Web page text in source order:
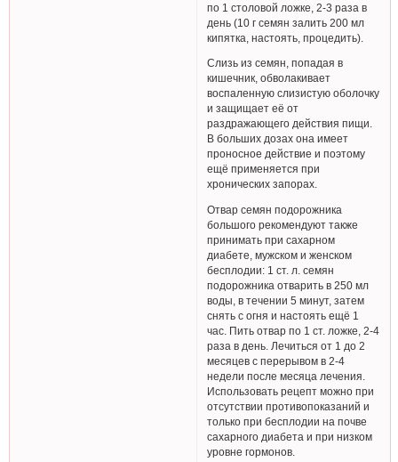
по 1 столовой ложке, 2-3 раза в
день (10 г семян залить 200 мл
кипятка, настоять, процедить).
Слизь из семян, попадая в
кишечник, обволакивает
воспаленную слизистую оболочку
и защищает её от
раздражающего действия пищи.
В больших дозах она имеет
проносное действие и поэтому
ещё применяется при
хронических запорах.
Отвар семян подорожника
большого рекомендуют также
принимать при сахарном
диабете, мужском и женском
бесплодии: 1 ст. л. семян
подорожника отварить в 250 мл
воды, в течении 5 минут, затем
снять с огня и настоять ещё 1
час. Пить отвар по 1 ст. ложке, 2-4
раза в день. Лечиться от 1 до 2
месяцев с перерывом в 2-4
недели после месяца лечения.
Использовать рецепт можно при
отсутствии противопоказаний и
только при бесплодии на почве
сахарного диабета и при низком
уровне гормонов.